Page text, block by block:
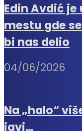
Edin Avdić
mestu gde
bi nas delio
04/06/2026
Na „halo“
javi…